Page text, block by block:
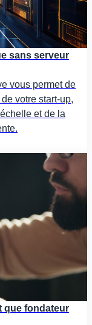
sans serveur
vous permet de
votre start-up,
et de la
que fondateur